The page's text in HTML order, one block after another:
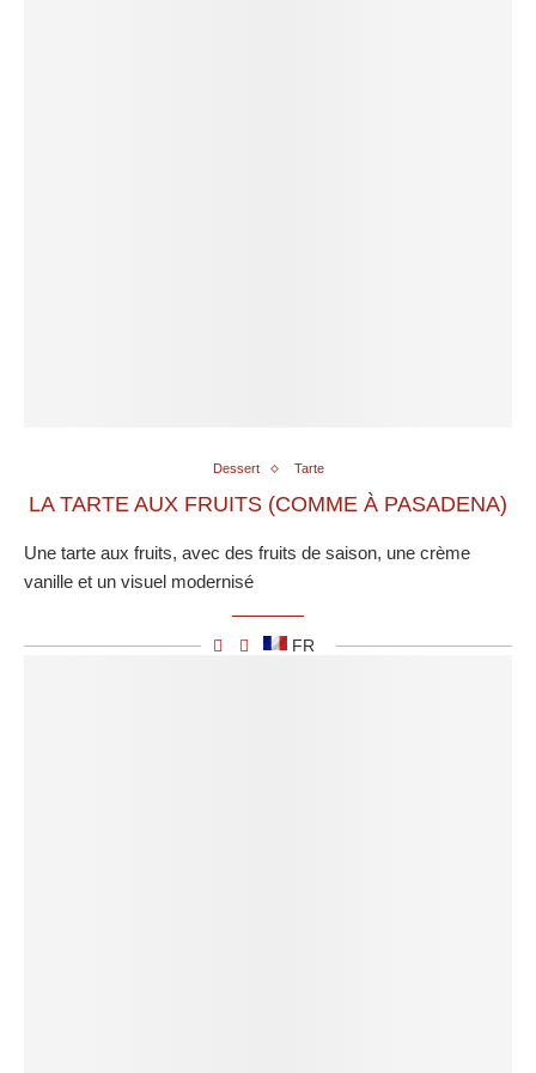
Dessert Tarte
LA TARTE AUX FRUITS (COMME À PASADENA)
Une tarte aux fruits, avec des fruits de saison, une crème
vanille et un visuel modernisé
FR